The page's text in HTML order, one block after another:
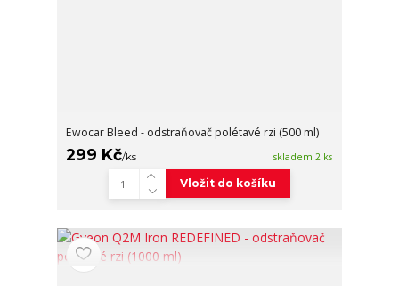
Ewocar Bleed - odstraňovač polétavé rzi (500 ml)
299 Kč/ks skladem 2 ks
Vložit do košíku